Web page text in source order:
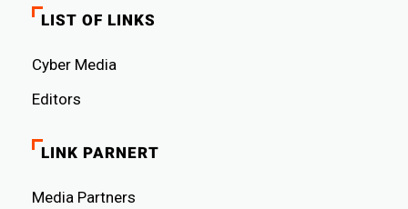
LIST OF LINKS
Cyber ​​Media
Editors
LINK PARNERT
Media Partners